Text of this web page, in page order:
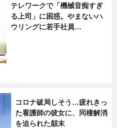
テレワークで「機械音痴すぎ
る上司」に困惑。やまないハ
ウリングに若手社員…
コロナ破局しそう…疲れきっ
た看護師の彼女に、同棲解消
を迫られた顛末